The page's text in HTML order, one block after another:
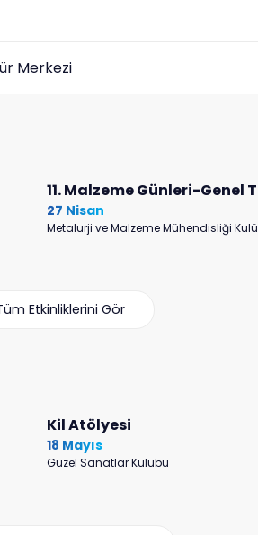
Merkezi
11. Malzeme Günleri-Genel
27 Nisan
Metalurji ve Malzeme Mühendisliği
Etkinliklerini Gör
Kil Atölyesi
18 Mayıs
Güzel Sanatlar Kulübü